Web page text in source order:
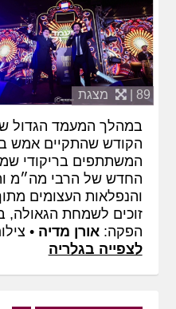
89 | מצגת
במהלך המעמד הגדול
הקודש שהתקיים אמש
המשתתפים בריקודי
החדש של הרבי מה״מ
והנפלאות העצומים
זוכים לשמחת הגאולה,
הפקה:אורן מדיה •
לצפייה בגלריה